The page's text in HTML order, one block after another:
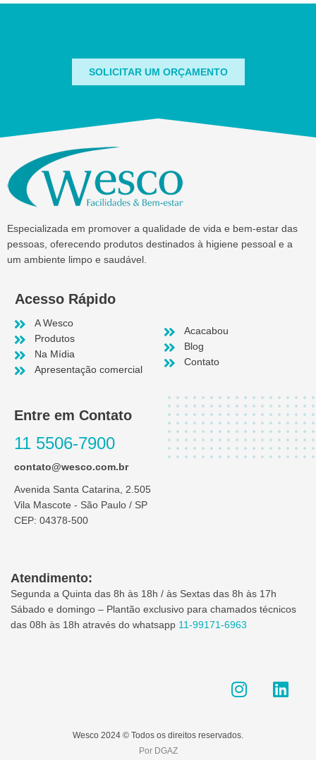
SOLICITAR UM ORÇAMENTO
Especializada em promover a qualidade de vida e bem-estar das
pessoas, oferecendo produtos destinados à higiene pessoal e a
um ambiente limpo e saudável.
Acesso Rápido
A Wesco
Produtos
Na Mídia
Apresentação comercial
Acacabou
Blog
Contato
Entre em Contato
11 5506-7900
contato@wesco.com.br
Avenida Santa Catarina, 2.505
Vila Mascote - São Paulo / SP
CEP: 04378-500
Atendimento:
Segunda a Quinta das 8h às 18h / às Sextas das 8h às 17h
Sábado e domingo – Plantão exclusivo para chamados técnicos
das 08h às 18h através do whatsapp 11-99171-6963
n
a
i
Wesco 2024 © Todos os direitos reservados.
Por DGAZ